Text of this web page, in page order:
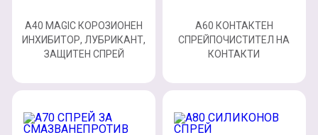
A40 MAGIC КОРОЗИОНЕН
ИНХИБИТОР, ЛУБРИКАНТ,
ЗАЩИТЕН СПРЕЙ
A60 КОНТАКТЕН
СПРЕЙПОЧИСТИТЕЛ НА
КОНТАКТИ